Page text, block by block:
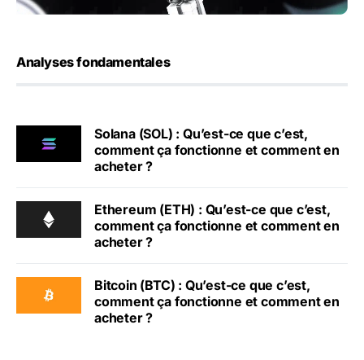
Analyses fondamentales
Solana (SOL) : Qu’est-ce que c’est,
comment ça fonctionne et comment en
acheter ?
Ethereum (ETH) : Qu’est-ce que c’est,
comment ça fonctionne et comment en
acheter ?
Bitcoin (BTC) : Qu’est-ce que c’est,
comment ça fonctionne et comment en
acheter ?